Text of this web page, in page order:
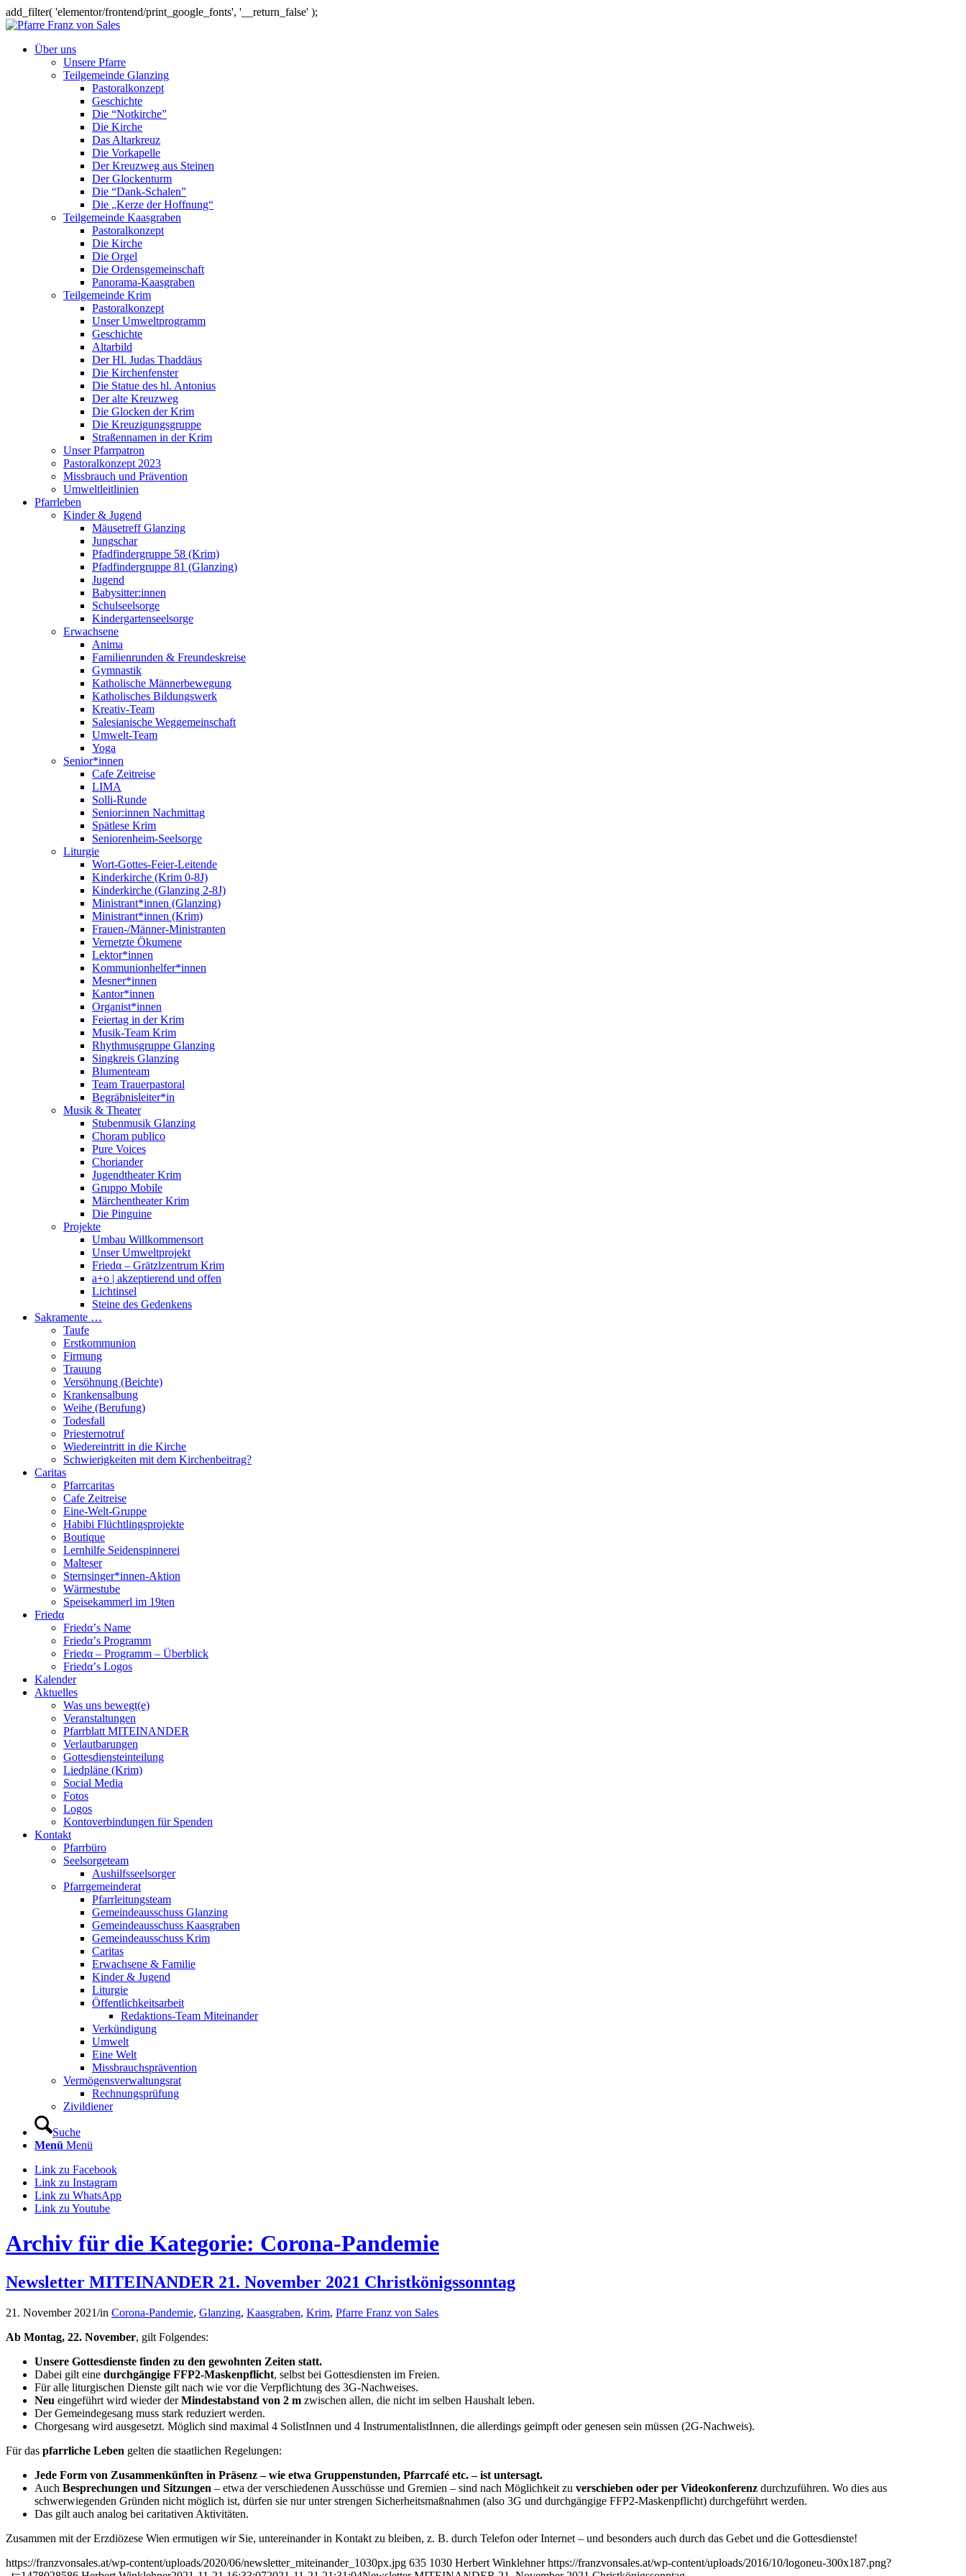
add_filter( 'elementor/frontend/print_google_fonts', '__return_false' );
Über uns
Unsere Pfarre
Teilgemeinde Glanzing
Pastoralkonzept
Geschichte
Die “Notkirche”
Die Kirche
Das Altarkreuz
Die Vorkapelle
Der Kreuzweg aus Steinen
Der Glockenturm
Die “Dank-Schalen”
Die „Kerze der Hoffnung“
Teilgemeinde Kaasgraben
Pastoralkonzept
Die Kirche
Die Orgel
Die Ordensgemeinschaft
Panorama-Kaasgraben
Teilgemeinde Krim
Pastoralkonzept
Unser Umweltprogramm
Geschichte
Altarbild
Der Hl. Judas Thaddäus
Die Kirchenfenster
Die Statue des hl. Antonius
Der alte Kreuzweg
Die Glocken der Krim
Die Kreuzigungsgruppe
Straßennamen in der Krim
Unser Pfarrpatron
Pastoralkonzept 2023
Missbrauch und Prävention
Umweltleitlinien
Pfarrleben
Kinder & Jugend
Mäusetreff Glanzing
Jungschar
Pfadfindergruppe 58 (Krim)
Pfadfindergruppe 81 (Glanzing)
Jugend
Babysitter:innen
Schulseelsorge
Kindergartenseelsorge
Erwachsene
Anima
Familienrunden & Freundeskreise
Gymnastik
Katholische Männerbewegung
Katholisches Bildungswerk
Kreativ-Team
Salesianische Weggemeinschaft
Umwelt-Team
Yoga
Senior*innen
Cafe Zeitreise
LIMA
Solli-Runde
Senior:innen Nachmittag
Spätlese Krim
Seniorenheim-Seelsorge
Liturgie
Wort-Gottes-Feier-Leitende
Kinderkirche (Krim 0-8J)
Kinderkirche (Glanzing 2-8J)
Ministrant*innen (Glanzing)
Ministrant*innen (Krim)
Frauen-/Männer-Ministranten
Vernetzte Ökumene
Lektor*innen
Kommunionhelfer*innen
Mesner*innen
Kantor*innen
Organist*innen
Feiertag in der Krim
Musik-Team Krim
Rhythmusgruppe Glanzing
Singkreis Glanzing
Blumenteam
Team Trauerpastoral
Begräbnisleiter*in
Musik & Theater
Stubenmusik Glanzing
Choram publico
Pure Voices
Choriander
Jugendtheater Krim
Gruppo Mobile
Märchentheater Krim
Die Pinguine
Projekte
Umbau Willkommensort
Unser Umweltprojekt
Friedα – Grätzlzentrum Krim
a+o | akzeptierend und offen
Lichtinsel
Steine des Gedenkens
Sakramente …
Taufe
Erstkommunion
Firmung
Trauung
Versöhnung (Beichte)
Krankensalbung
Weihe (Berufung)
Todesfall
Priesternotruf
Wiedereintritt in die Kirche
Schwierigkeiten mit dem Kirchenbeitrag?
Caritas
Pfarrcaritas
Cafe Zeitreise
Eine-Welt-Gruppe
Habibi Flüchtlingsprojekte
Boutique
Lernhilfe Seidenspinnerei
Malteser
Sternsinger*innen-Aktion
Wärmestube
Speisekammerl im 19ten
Friedα
Friedα’s Name
Friedα’s Programm
Friedα – Programm – Überblick
Friedα’s Logos
Kalender
Aktuelles
Was uns bewegt(e)
Veranstaltungen
Pfarrblatt MITEINANDER
Verlautbarungen
Gottesdiensteinteilung
Liedpläne (Krim)
Social Media
Fotos
Logos
Kontoverbindungen für Spenden
Kontakt
Pfarrbüro
Seelsorgeteam
Aushilfsseelsorger
Pfarrgemeinderat
Pfarrleitungsteam
Gemeindeausschuss Glanzing
Gemeindeausschuss Kaasgraben
Gemeindeausschuss Krim
Caritas
Erwachsene & Familie
Kinder & Jugend
Liturgie
Öffentlichkeitsarbeit
Redaktions-Team Miteinander
Verkündigung
Umwelt
Eine Welt
Missbrauchsprävention
Vermögensverwaltungsrat
Rechnungsprüfung
Zivildiener
Suche
Menü Menü
Link zu Facebook
Link zu Instagram
Link zu WhatsApp
Link zu Youtube
Archiv für die Kategorie: Corona-Pandemie
Newsletter MITEINANDER 21. November 2021 Christkönigssonntag
21. November 2021/in Corona-Pandemie, Glanzing, Kaasgraben, Krim, Pfarre Franz von Sales
Ab Montag, 22. November, gilt Folgendes:
Unsere Gottesdienste finden zu den gewohnten Zeiten statt.
Dabei gilt eine durchgängige FFP2-Maskenpflicht, selbst bei Gottesdiensten im Freien.
Für alle liturgischen Dienste gilt nach wie vor die Verpflichtung des 3G-Nach­weises.
Neu eingeführt wird wieder derMindestabstand von 2 m zwischen allen, die nicht im selben Haushalt leben.
Der Gemeindegesang muss stark reduziert werden.
Chorgesang wird ausgesetzt. Möglich sind maximal 4 SolistInnen und 4 Instrumen­talistInnen, die allerdings geimpft oder genesen sein müssen (2G-Nachweis).
Für das pfarrliche Leben gelten die staatlichen Regelungen:
Jede Form von Zusammenkünften in Präsenz – wie etwa Gruppenstunden, Pfarr­café etc. – ist untersagt.
Auch Besprechungen und Sitzungen – etwa der verschiedenen Ausschüsse und Gremien – sind nach Möglichkeit zu verschieben oder per Videokonferenz durch­zuführen. Wo dies aus
schwerwiegenden Gründen nicht möglich ist, dürfen sie nur unter strengen Sicherheitsmaßnahmen (also 3G und durchgängige FFP2-Masken­pflicht) durchgeführt werden.
Das gilt auch analog bei caritativen Aktivitäten.
Zusammen mit der Erzdiözese Wien ermutigen wir Sie, untereinander in Kontakt zu bleiben, z. B. durch Telefon oder Internet – und besonders auch durch das Gebet und die Gottesdienste!
https://franzvonsales.at/wp-content/uploads/2020/06/newsletter_miteinander_1030px.jpg 635 1030 Herbert Winklehner https://franzvonsales.at/wp-content/uploads/2016/10/logoneu-300x187.png?